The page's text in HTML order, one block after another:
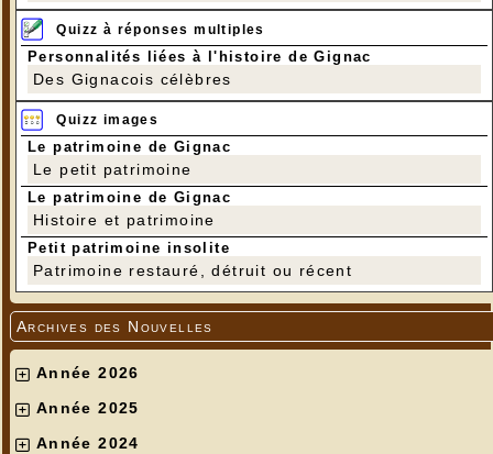
Quizz à réponses multiples
Personnalités liées à l'histoire de Gignac
Des Gignacois célèbres
Quizz images
Le patrimoine de Gignac
Le petit patrimoine
Le patrimoine de Gignac
Histoire et patrimoine
Petit patrimoine insolite
Patrimoine restauré, détruit ou récent
Archives des Nouvelles
Année 2026
Année 2025
Année 2024